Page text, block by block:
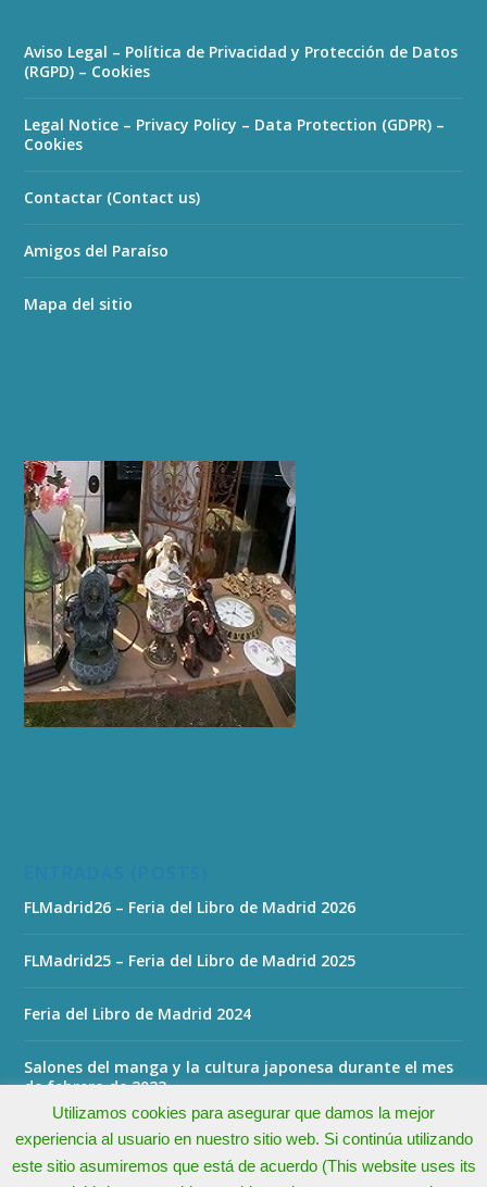
Aviso Legal – Política de Privacidad y Protección de Datos
(RGPD) – Cookies
Legal Notice – Privacy Policy – Data Protection (GDPR) –
Cookies
Contactar (Contact us)
Amigos del Paraíso
Mapa del sitio
FLMadrid26 – Feria del Libro de Madrid 2026
FLMadrid25 – Feria del Libro de Madrid 2025
Feria del Libro de Madrid 2024
Salones del manga y la cultura japonesa durante el mes
de febrero de 2023
Utilizamos cookies para asegurar que damos la mejor
experiencia al usuario en nuestro sitio web. Si continúa utilizando
este sitio asumiremos que está de acuerdo (This website uses its